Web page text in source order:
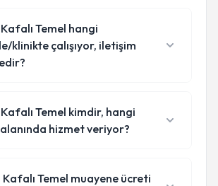
Temel hangi
klinikte çalışıyor, iletişim
Temel kimdir, hangi
hizmet veriyor?
Kafalı Temel muayene ücreti